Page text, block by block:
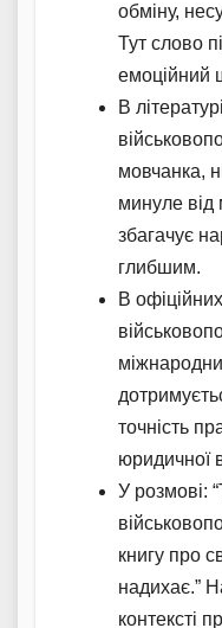
обміну,
Тут слово
емоційний
В
мовчанка,
минуле від
збагачує
глибшим.
В
точність
юридичної
У розмові:
книгу про
надихає.”
контексті